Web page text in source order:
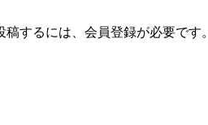
稿するには、会員登録が必要です。